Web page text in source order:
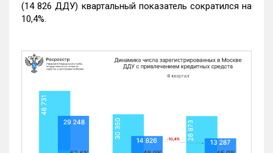
(14 826 ДДУ) квартальный показатель сократился на
10,4%.